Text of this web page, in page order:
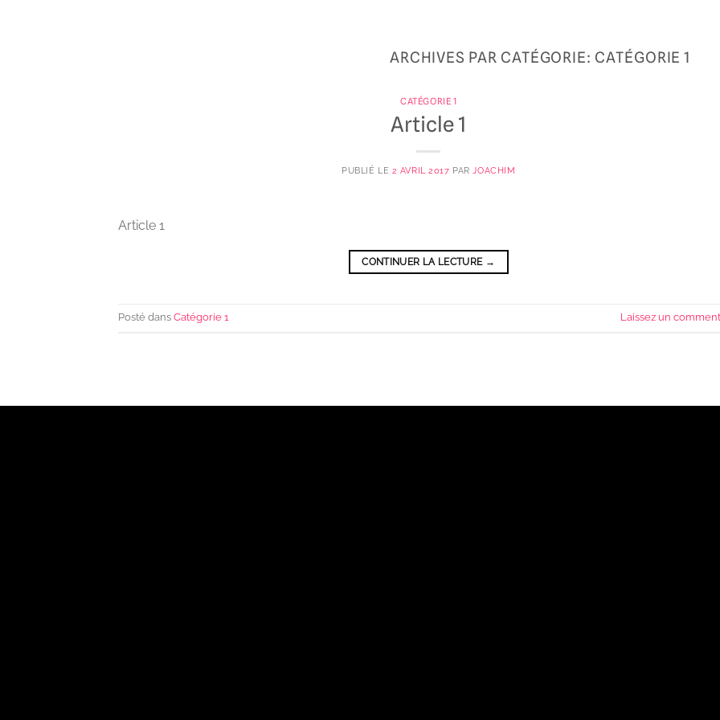
ARCHIVES PAR CATÉGORIE: CATÉGORIE 1
CATÉGORIE 1
Article 1
PUBLIÉ LE 2 AVRIL 2017 PARJOACHIM
Article 1
CONTINUER LA LECTURE →
Posté dans Catégorie 1 Laissez un